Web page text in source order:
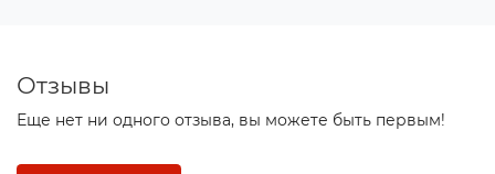
Отзывы
Еще нет ни одного отзыва, вы можете быть первым!